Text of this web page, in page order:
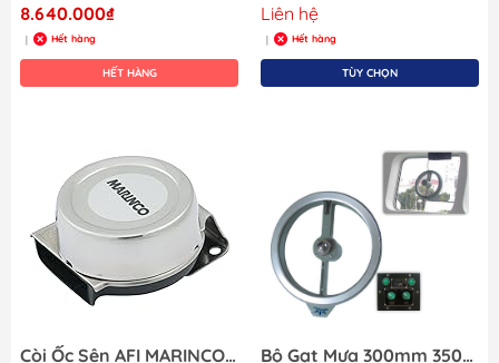
8.640.000₫
| Hết hàng
HẾT HÀNG
Liên hệ
| Hết hàng
TÙY CHỌN
Còi Ốc Sên AFI MARINCO, Điện 12V, Mã 11035
Bộ Gạt Mưa 300mm 350mm Watertight/Gastight Marine Clear View Screen